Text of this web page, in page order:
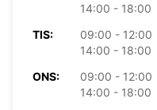
14:00 - 18:00
TIS:
09:00 - 12:00
14:00 - 18:00
ONS:
09:00 - 12:00
14:00 - 18:00